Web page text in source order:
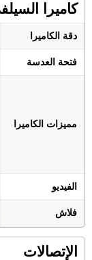
كاميرا
دقة الكاميرا
فتحة العدسة
مميزات الكاميرا
الفيديو
فلاش
الإتصالات